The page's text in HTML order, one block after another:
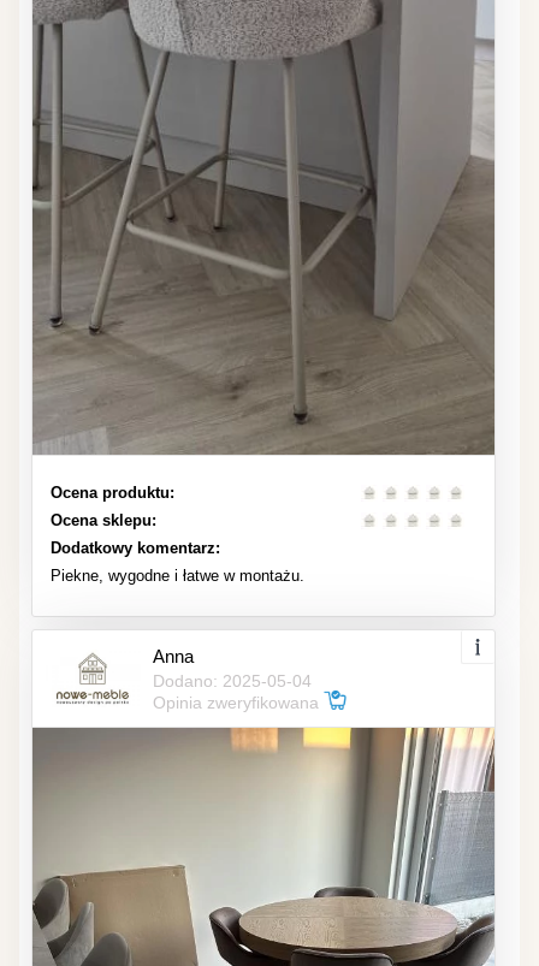
Ocena produktu:
Ocena sklepu:
Dodatkowy komentarz:
Piekne, wygodne i łatwe w montażu.
Anna
Dodano: 2025-05-04
Opinia zweryfikowana